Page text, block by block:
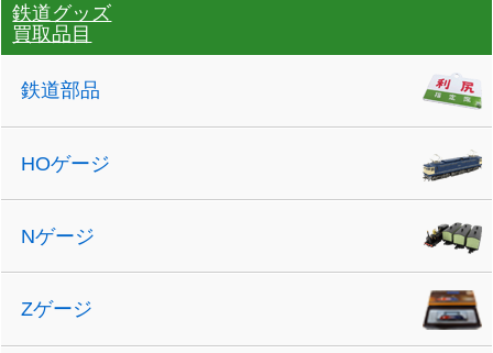
鉄道グッズ
買取品目
鉄道部品
HOゲージ
Nゲージ
Zゲージ